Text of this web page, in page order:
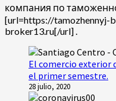
компания по
[url=https://tamozhennyj-
broker13.ru[/url] .
El comercio exterior
el primer semestre.
28 julio, 2020